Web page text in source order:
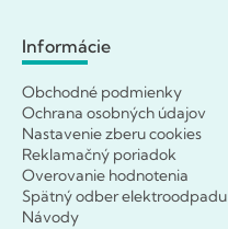
Informácie
Obchodné podmienky
Ochrana osobných údajov
Nastavenie zberu cookies
Reklamačný poriadok
Overovanie hodnotenia
Spätný odber elektroodpadu
Návody